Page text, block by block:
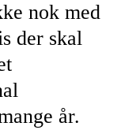
nok med
der skal
år.